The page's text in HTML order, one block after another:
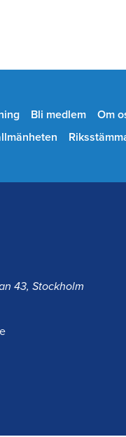
Bli medlem
Om
43, Stockholm